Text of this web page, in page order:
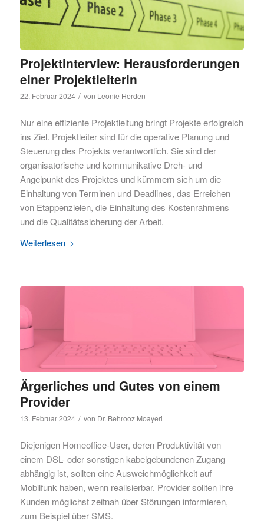
Projektinterview: Herausforderungen
einer Projektleiterin
22. Februar 2024 / von Leonie Herden
Nur eine effiziente Projektleitung bringt Projekte erfolgreich
ins Ziel. Projektleiter sind für die operative Planung und
Steuerung des Projekts verantwortlich. Sie sind der
organisatorische und kommunikative Dreh- und
Angelpunkt des Projektes und kümmern sich um die
Einhaltung von Terminen und Deadlines, das Erreichen
von Etappenzielen, die Einhaltung des Kostenrahmens
und die Qualitätssicherung der Arbeit.
Weiterlesen
Ärgerliches und Gutes von einem
Provider
13. Februar 2024 / von Dr. Behrooz Moayeri
Diejenigen Homeoffice-User, deren Produktivität von
einem DSL- oder sonstigen kabelgebundenen Zugang
abhängig ist, sollten eine Ausweichmöglichkeit auf
Mobilfunk haben, wenn realisierbar. Provider sollten ihre
Kunden möglichst zeitnah über Störungen informieren,
zum Beispiel über SMS.